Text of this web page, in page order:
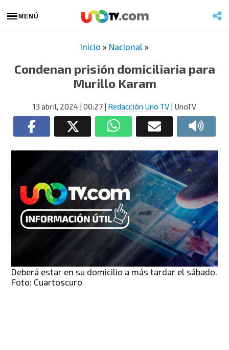
MENÚ
Inicio » Nacional »
Condenan prisión domiciliaria para
Murillo Karam
13 abril, 2024 | 00:27 | Redacción Uno TV | UnoTV
Deberá estar en su domicilio a más tardar el sábado.
Foto: Cuartoscuro